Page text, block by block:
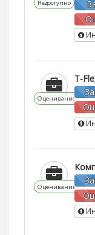
Недоступно
Оценивание
T-
Оценивание